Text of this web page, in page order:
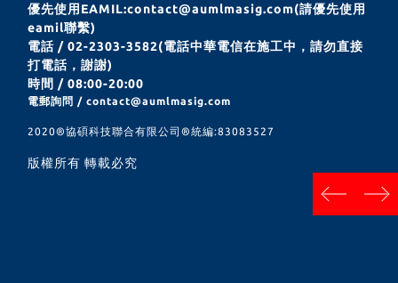
優先使用EAMIL:contact@aumlmasig.com(請優先使用
eamil聯繫)
電話 / 02-2303-3582(電話中華電信在施工中，請勿直接
打電話，謝謝)
時間 / 08:00-20:00
電郵詢問 / contact@aumlmasig.com
2020®︎協碩科技聯合有限公司®︎統編:83083527
版權所有 轉載必究
prev next